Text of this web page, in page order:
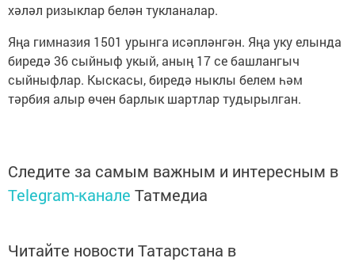
хәләл ризыклар белән тукланалар.
Яңа гимназия 1501 урынга исәпләнгән. Яңа уку елында
биредә 36 сыйныф укый, аның 17 се башлангыч
сыйныфлар. Кыскасы, биредә ныклы белем һәм
тәрбия алыр өчен барлык шартлар тудырылган.
Следите за самым важным и интересным в
Telegram-канале Татмедиа
Читайте новости Татарстана в